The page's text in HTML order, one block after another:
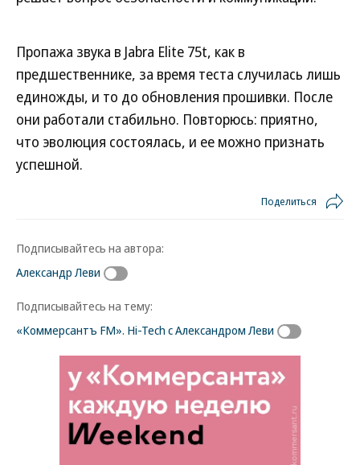
Пропажа звука в Jabra Elite 75t, как в
предшественнике, за время теста случилась лишь
единожды, и то до обновления прошивки. После
они работали стабильно. Повторюсь: приятно,
что эволюция состоялась, и ее можно признать
успешной.
Поделиться
Подписывайтесь на автора:
Александр Леви
Подписывайтесь на тему:
«Коммерсантъ FM». Hi-Tech с Александром Леви